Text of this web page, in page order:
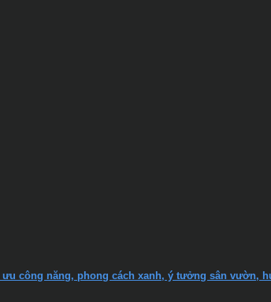
công năng, phong cách xanh, ý tưởng sân vườn,